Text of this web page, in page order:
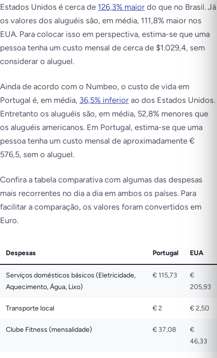
Estados Unidos é cerca de 126,3% maior do que no Brasil. Já
os valores dos aluguéis são, em média, 111,8% maior nos
EUA. Para colocar isso em perspectiva, estima-se que uma
pessoa tenha um custo mensal de cerca de $1.029,4, sem
considerar o aluguel.
Ainda de acordo com o Numbeo, o custo de vida em
Portugal é, em média, 36,5% inferior ao dos Estados Unidos.
Entretanto os aluguéis são, em média, 52,8% menores que
os aluguéis americanos. Em Portugal, estima-se que uma
pessoa tenha um custo mensal de aproximadamente €
576,5, sem o aluguel.
Confira a tabela comparativa com algumas das despesas
mais recorrentes no dia a dia em ambos os países. Para
facilitar a comparação, os valores foram convertidos em
Euro.
Despesas Portugal EUA
Serviços domésticos básicos (Eletricidade,
Aquecimento, Água, Lixo)
€ 115,73
€
205,93
Transporte local € 2 € 2,50
Clube Fitness (mensalidade) € 37,08
€
46,33